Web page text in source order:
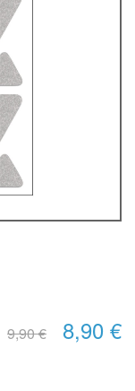
9,90 € 8,90 €